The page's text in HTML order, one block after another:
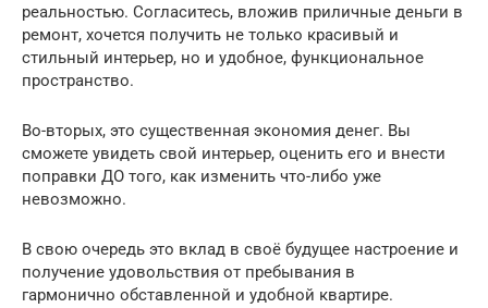
реальностью. Согласитесь, вложив приличные деньги в
ремонт, хочется получить не только красивый и
стильный интерьер, но и удобное, функциональное
пространство.
Во-вторых, это существенная экономия денег. Вы
сможете увидеть свой интерьер, оценить его и внести
поправки ДО того, как изменить что-либо уже
невозможно.
В свою очередь это вклад в своё будущее настроение и
получение удовольствия от пребывания в
гармонично обставленной и удобной квартире.